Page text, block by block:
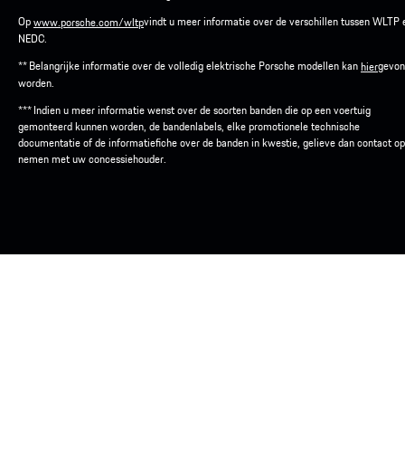
Opwww.porsche.com/wltpvindt u meer informatie over de verschillen tussen WLTP
NEDC.
** Belangrijke informatie over de volledig elektrische Porsche modellen kanhier
worden.
*** Indien u meer informatie wenst over de soorten banden die op een voertuig
gemonteerd kunnen worden, de bandenlabels, elke promotionele technische
documentatie of de informatiefiche over de banden in kwestie, gelieve dan contact
nemen met uw concessiehouder.